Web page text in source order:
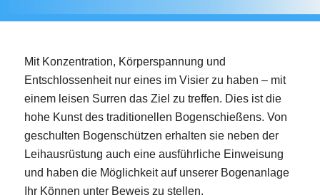
Mit Konzentration, Körperspannung und
Entschlossenheit nur eines im Visier zu haben – mit
einem leisen Surren das Ziel zu treffen. Dies ist die
hohe Kunst des traditionellen Bogenschießens. Von
geschulten Bogenschützen erhalten sie neben der
Leihausrüstung auch eine ausführliche Einweisung
und haben die Möglichkeit auf unserer Bogenanlage
Ihr Können unter Beweis zu stellen.